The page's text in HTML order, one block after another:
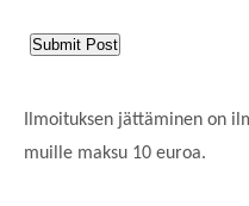
Ilmoituksen jättäminen on
muille maksu 10 euroa.